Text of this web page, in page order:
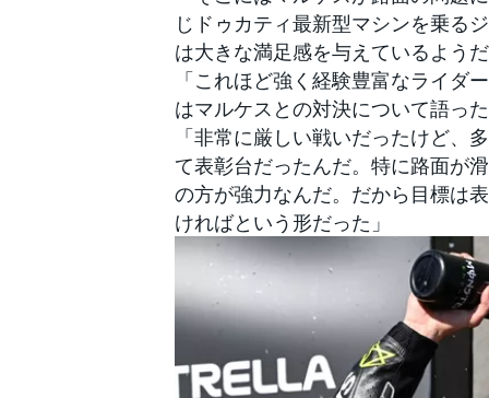
じドゥカティ最新型マシンを乗る
は大きな満足感を与えているよう
「これほど強く経験豊富なライダ
はマルケスとの対決について語っ
「非常に厳しい戦いだったけど、
て表彰台だったんだ。特に路面が
の方が強力なんだ。だから目標は
ければという形だった」